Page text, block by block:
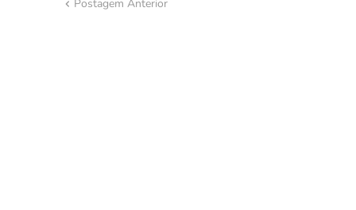
Postagem Anterior